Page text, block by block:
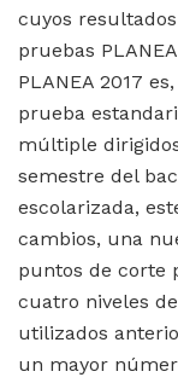
cuyos
pruebas
PLANEA 2017
prueba
múltiple
semestre del
escolarizada,
cambios, una
puntos de corte
cuatro niveles
utilizados
un mayor